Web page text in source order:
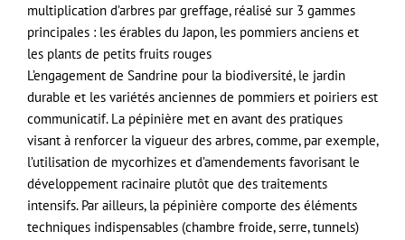
multiplication d’arbres par greffage, réalisé sur 3 gammes
principales : les érables du Japon, les pommiers anciens et
les plants de petits fruits rouges
L’engagement de Sandrine pour la biodiversité, le jardin
durable et les variétés anciennes de pommiers et poiriers est
communicatif. La pépinière met en avant des pratiques
visant à renforcer la vigueur des arbres, comme, par exemple,
l’utilisation de mycorhizes et d’amendements favorisant le
développement racinaire plutôt que des traitements
intensifs. Par ailleurs, la pépinière comporte des éléments
techniques indispensables (chambre froide, serre, tunnels)